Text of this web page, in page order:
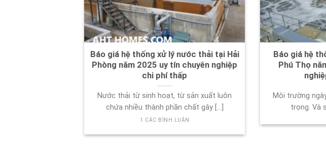
Báo giá hệ thống xử lý nước thải tại Hải
Phòng năm 2025 uy tín chuyên nghiệp
chi phí thấp
Nước thải từ sinh hoạt, từ sản xuất luôn
chứa nhiều thành phần chất gây [...]
1 CÁC BÌNH LUẬN
Báo giá hệ
Phú Thọ
Môi trường
trọng. Và